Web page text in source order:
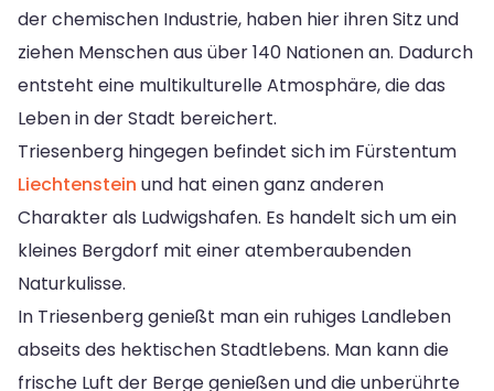
der chemischen Industrie, haben hier ihren Sitz und
ziehen Menschen aus über 140 Nationen an. Dadurch
entsteht eine multikulturelle Atmosphäre, die das
Leben in der Stadt bereichert.
Triesenberg hingegen befindet sich im Fürstentum
Liechtenstein und hat einen ganz anderen
Charakter als Ludwigshafen. Es handelt sich um ein
kleines Bergdorf mit einer atemberaubenden
Naturkulisse.
In Triesenberg genießt man ein ruhiges Landleben
abseits des hektischen Stadtlebens. Man kann die
frische Luft der Berge genießen und die unberührte